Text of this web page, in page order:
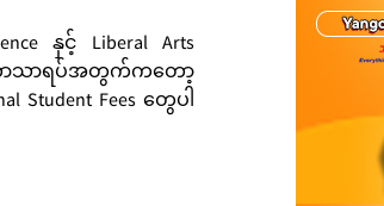
နှင့် Liberal Arts
ဘာသာရပ်အတွက်ကတော့
Student Fees တွေပါ